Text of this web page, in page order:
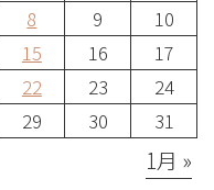
8 9
10
15 16
17
22 23
24
29 30 31
1月 »